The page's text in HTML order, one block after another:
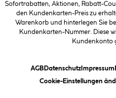
Sofortrabatten, Aktionen, Rabatt-
den Kundenkarten-Preis zu
Warenkorb und hinterlegen Sie
Kundenkarten-Nummer. Diese
Kundenkonto
AGB(öffnet ein Dialogfeld)
Datenschutz(öffnet ein
Impressum
Cookie-Einstellungen